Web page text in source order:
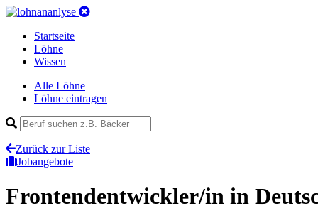
Startseite
Löhne
Wissen
Alle Löhne
Löhne eintragen
Zurück zur Liste
Jobangebote
Frontendentwickler/in in